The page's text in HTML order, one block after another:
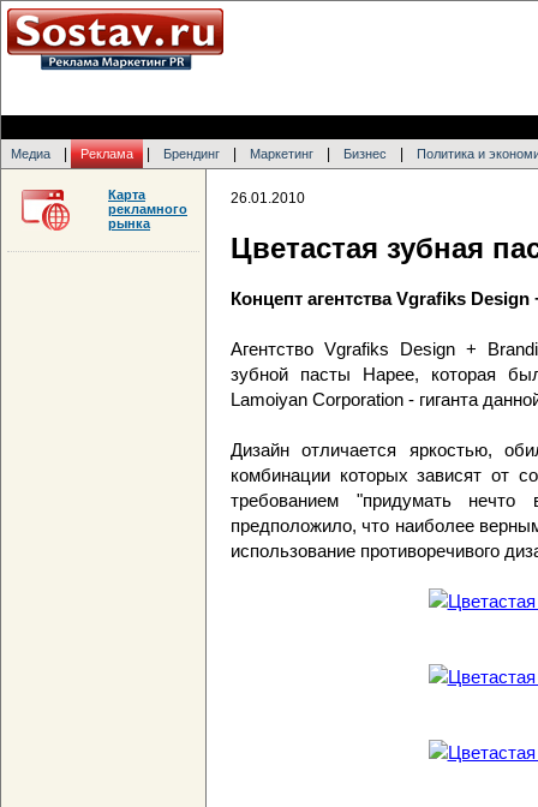
Медиа Реклама Брендинг Маркетинг Бизнес Политика и
26.01.2010
Цветастая зубная
Концепт агентства Vgrafiks
Агентство Vgrafiks Design +
зубной пасты Hapee, которая
Lamoiyan Corporation - гиганта
Дизайн отличается яркостью,
комбинации которых зависят от
требованием "придумать нечто
предположило, что наиболее
использование противоречивого
Карта
рекламного
рынка